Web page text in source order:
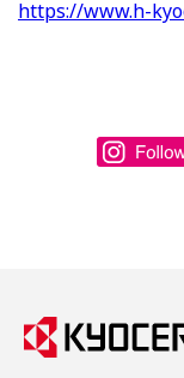
https://www.h-